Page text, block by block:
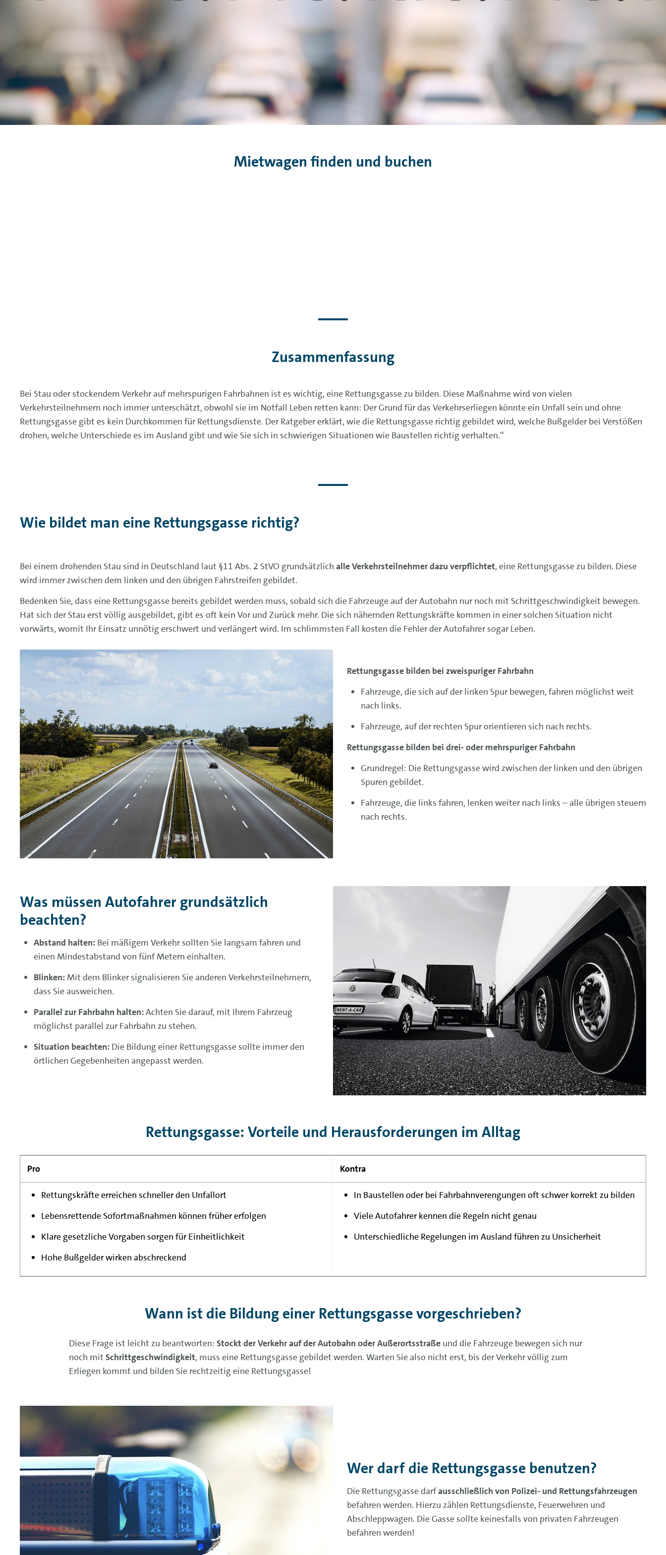
Mietwagen finden und buchen
Zusammenfassung
Bei Stau oder stockendem Verkehr auf mehrspurigen Fahrbahnen ist es wichtig, eine Rettungsgasse zu bilden. Diese Maßnahme wird von vielen
Verkehrsteilnehmern noch immer unterschätzt, obwohl sie im Notfall Leben retten kann: Der Grund für das Verkehrserliegen könnte ein Unfall sein und ohne
Rettungsgasse gibt es kein Durchkommen für Rettungsdienste. Der Ratgeber erklärt, wie die Rettungsgasse richtig gebildet wird, welche Bußgelder bei Verstößen
drohen, welche Unterschiede es im Ausland gibt und wie Sie sich in schwierigen Situationen wie Baustellen richtig verhalten.“
Wie bildet man eine Rettungsgasse richtig?
Bei einem drohenden Stau sind in Deutschland laut §11 Abs. 2 StVO grundsätzlich alle Verkehrsteilnehmer dazu verpflichtet, eine Rettungsgasse zu bilden. Diese
wird immer zwischen dem linken und den übrigen Fahrstreifen gebildet.
Bedenken Sie, dass eine Rettungsgasse bereits gebildet werden muss, sobald sich die Fahrzeuge auf der Autobahn nur noch mit Schrittgeschwindigkeit bewegen.
Hat sich der Stau erst völlig ausgebildet, gibt es oft kein Vor und Zurück mehr. Die sich nähernden Rettungskräfte kommen in einer solchen Situation nicht
vorwärts, womit Ihr Einsatz unnötig erschwert und verlängert wird. Im schlimmsten Fall kosten die Fehler der Autofahrer sogar Leben.
Rettungsgasse bilden bei zweispuriger Fahrbahn
Fahrzeuge, die sich auf der linken Spur bewegen, fahren möglichst weit
nach links.
Fahrzeuge, auf der rechten Spur orientieren sich nach rechts.
Rettungsgasse bilden bei drei- oder mehrspuriger Fahrbahn
Grundregel: Die Rettungsgasse wird zwischen der linken und den übrigen
Spuren gebildet.
Fahrzeuge, die links fahren, lenken weiter nach links – alle übrigen steuern
nach rechts.
Was müssen Autofahrer grundsätzlich
beachten?
Abstand halten: Bei mäßigem Verkehr sollten Sie langsam fahren und
einen Mindestabstand von fünf Metern einhalten.
Blinken: Mit dem Blinker signalisieren Sie anderen Verkehrsteilnehmern,
dass Sie ausweichen.
Parallel zur Fahrbahn halten:Achten Sie darauf, mit Ihrem Fahrzeug
möglichst parallel zur Fahrbahn zu stehen.
Situation beachten: Die Bildung einer Rettungsgasse sollte immer den
örtlichen Gegebenheiten angepasst werden.
Rettungsgasse: Vorteile und Herausforderungen im Alltag
Pro Kontra
Rettungskräfte erreichen schneller den Unfallort
Lebensrettende Sofortmaßnahmen können früher erfolgen
Klare gesetzliche Vorgaben sorgen für Einheitlichkeit
Hohe Bußgelder wirken abschreckend
In Baustellen oder bei Fahrbahnverengungen oft schwer korrekt zu bilden
Viele Autofahrer kennen die Regeln nicht genau
Unterschiedliche Regelungen im Ausland führen zu Unsicherheit
Wann ist die Bildung einer Rettungsgasse vorgeschrieben?
Diese Frage ist leicht zu beantworten: Stockt der Verkehr auf der Autobahn oder Außerortsstraßeund die Fahrzeuge bewegen sich nur
noch mit Schrittgeschwindigkeit, muss eine Rettungsgasse gebildet werden. Warten Sie also nicht erst, bis der Verkehr völlig zum
Erliegen kommt und bilden Sie rechtzeitig eine Rettungsgasse!
Wer darf die Rettungsgasse benutzen?
Die Rettungsgasse darfausschließlich von Polizei- und Rettungsfahrzeugen
befahren werden. Hierzu zählen Rettungsdienste, Feuerwehren und
Abschleppwagen. Die Gasse sollte keinesfalls von privaten Fahrzeugen
befahren werden!